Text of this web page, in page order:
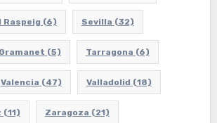
Raspeig (6) Sevilla (32)
(5) Tarragona (6)
Valencia (47) Valladolid (18)
(11) Zaragoza (21)